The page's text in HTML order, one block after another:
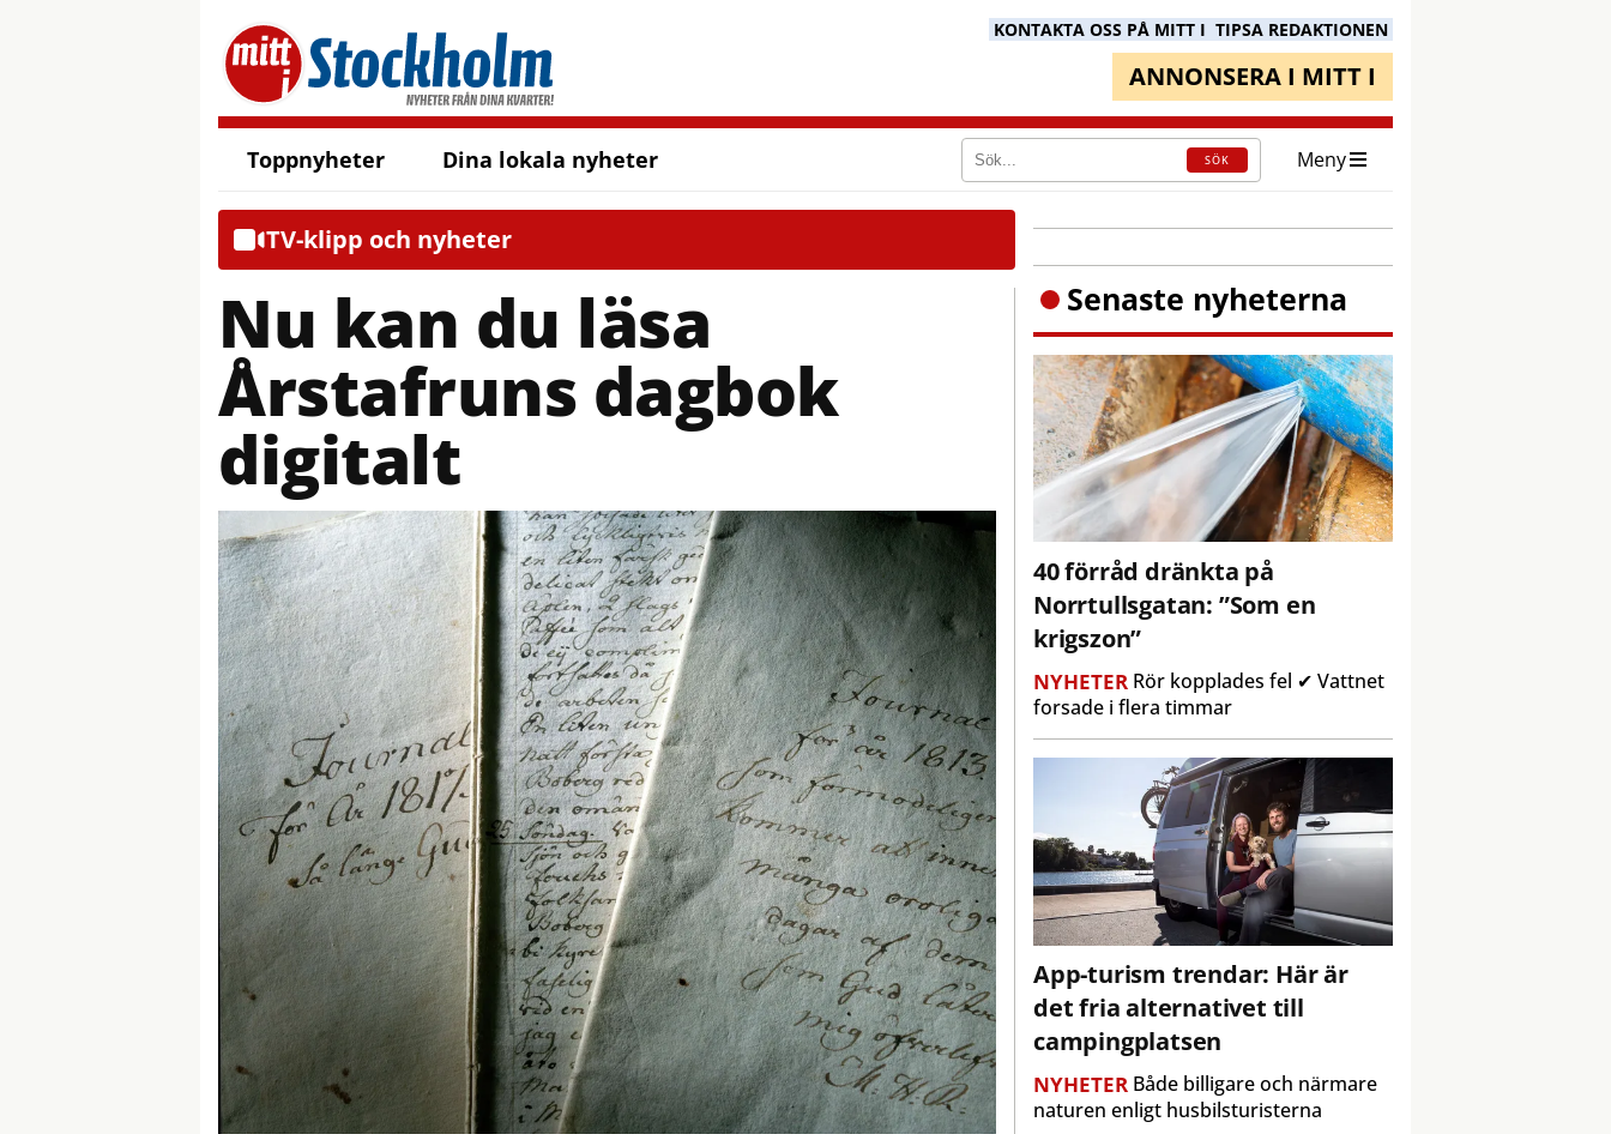
KONTAKTA OSS PÅ MITT I TIPSA REDAKTIONEN
ANNONSERA I MITT I
Toppnyheter Dina lokala nyheter SÖK Meny
TV-klipp och nyheter
Nu kan du läsa
Årstafruns dagbok
digitalt
Senaste nyheterna
40 förråd dränkta på
Norrtullsgatan: ”Som en
krigszon”
NYHETER Rör kopplades fel ✔ Vattnet
forsade i flera timmar
App-turism trendar: Här är
det fria alternativet till
campingplatsen
NYHETER Både billigare och närmare
naturen enligt husbilsturisterna